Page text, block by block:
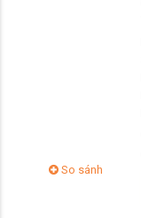
So sánh